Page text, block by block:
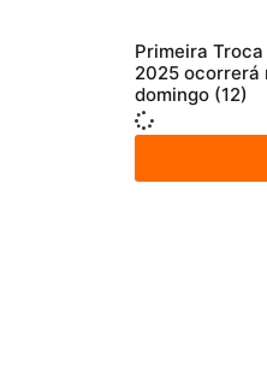
Primeira
2025 ocorrerá
domingo (12)